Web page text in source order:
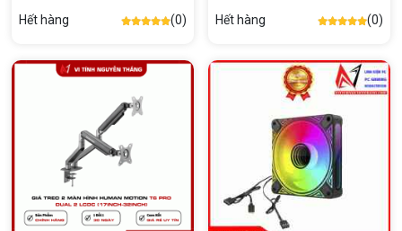
Hết hàng (0) Hết hàng (0)